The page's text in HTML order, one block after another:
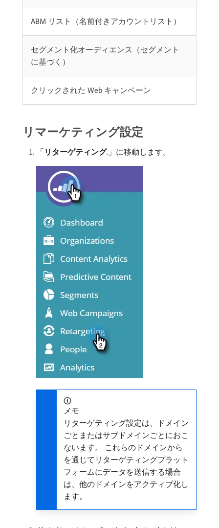
ABM リスト（名前付きアカウントリスト）
セグメント化オーディエンス（セグメント
に基づく）
クリックされた Web キャンペーン
リマーケティング設定
「 リターゲティング.」に移動します。
メモ
リターゲティング設定は、ドメイン
ごとまたはサブドメインごとにおこ
ないます。 これらのドメインから
を通じてリターゲティングプラット
フォームにデータを送信する場合
は、他のドメインをアクティブ化し
ます。